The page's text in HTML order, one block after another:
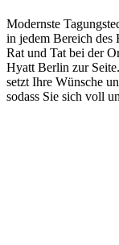
Modernste
in jedem Bereich des
Rat und Tat bei der
Hyatt Berlin zur
setzt Ihre Wünsche
sodass Sie sich voll